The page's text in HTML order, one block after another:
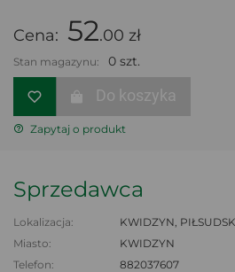
Cena: 52.00 zł
Stan magazynu: 0 szt.
Do koszyka
Zapytaj o produkt
Sprzedawca
Lokalizacja:
KWIDZYN,
Miasto:
KWIDZYN
Telefon:
882037607